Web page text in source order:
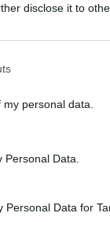
disclose it to
personal data.
Data.
Personal Data for
Székely
nyitotta a
negyedik